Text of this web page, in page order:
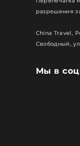
Мы в
разрешения
China Travel,
Свободный,